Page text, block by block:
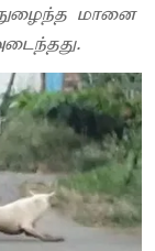
நுழைந்த மானை